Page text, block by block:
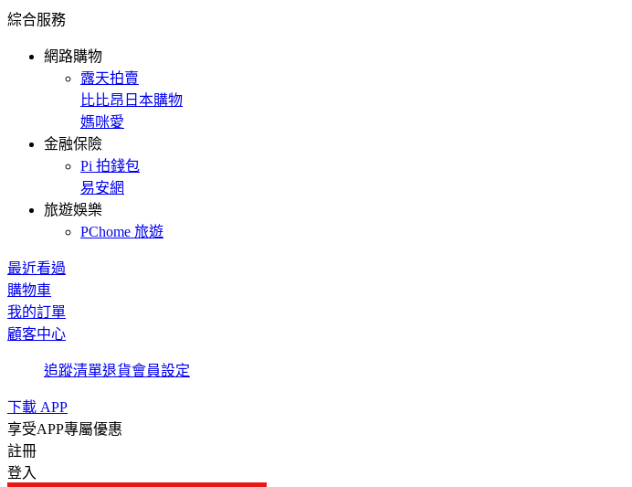
綜合服務
網路購物
露天拍賣
比比昂日本購物
媽咪愛
金融保險
Pi 拍錢包
易安網
旅遊娛樂
PChome 旅遊
最近看過
購物車
我的訂單
顧客中心
追蹤清單退貨會員設定
下載 APP
享受APP專屬優惠
註冊
登入